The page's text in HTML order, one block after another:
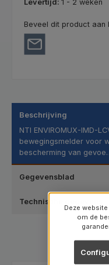
Levertijd: 1 - 2 weken
Beveel dit product aan
Beschrijving
NTI ENVIROMUX-IMD-
bewegingsmelder voor
bescherming van
Gegevensblad
Technische gegevens
Deze
om de